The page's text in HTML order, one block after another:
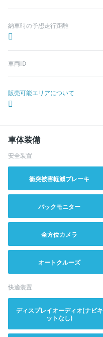
納車時の予想走行距離
車両ID
販売可能エリアについて
車体装備
安全装置
衝突被害軽減ブレーキ
バックモニター
全方位カメラ
オートクルーズ
快適装置
ディスプレイオーディオ(ナビキ
ットなし)